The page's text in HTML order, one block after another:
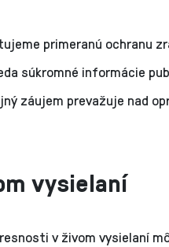
primeranú ochranu
súkromné informácie
záujem prevažuje nad
vysielaní
v živom vysielaní